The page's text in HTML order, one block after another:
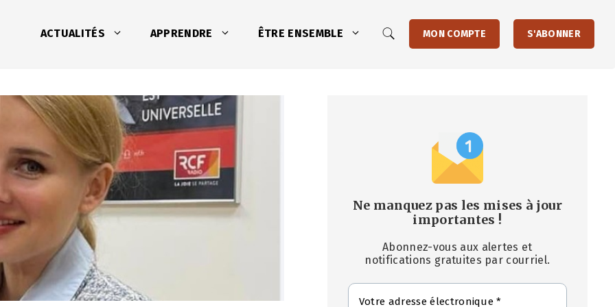
ACTUALITÉS APPRENDRE ÊTRE ENSEMBLE MON COMPTE S'ABONNER
Ne manquez pas les mises à jour
importantes !
Abonnez-vous aux alertes et
notifications gratuites par courriel.